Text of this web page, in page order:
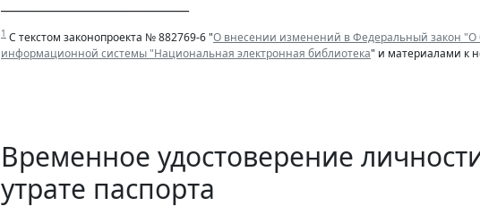
1 С текстом законопроекта № 882769-6 "О внесении изменений в Федеральный закон "О
информационной системы "Национальная электронная библиотека" и материалами к
Временное удостоверение
утрате паспорта